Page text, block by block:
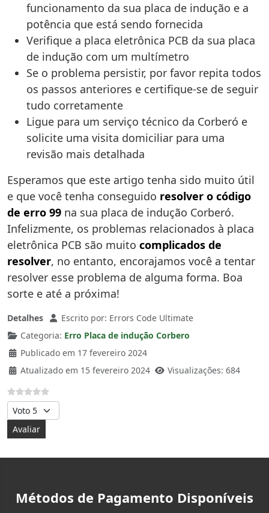
funcionamento da sua placa de indução e a
potência que está sendo fornecida
Verifique a placa eletrônica PCB da sua placa
de indução com um multímetro
Se o problema persistir, por favor repita todos
os passos anteriores e certifique-se de seguir
tudo corretamente
Ligue para um serviço técnico da Corberó e
solicite uma visita domiciliar para uma
revisão mais detalhada
Esperamos que este artigo tenha sido muito útil
e que você tenha conseguido resolver o código
de erro 99 na sua placa de indução Corberó.
Infelizmente, os problemas relacionados à placa
eletrônica PCB são muito complicados de
resolver, no entanto, encorajamos você a tentar
resolver esse problema de alguma forma. Boa
sorte e até a próxima!
Detalhes Escrito por: Errors Code Ultimate
Categoria: Erro Placa de indução Corbero
Publicado em 17 fevereiro 2024
Atualizado em 15 fevereiro 2024
Visualizações: 684
Avalie, por favor
Métodos de Pagamento Disponíveis